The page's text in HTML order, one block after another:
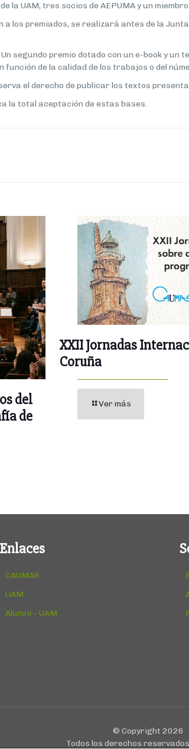
la UAM, tres socios de AEPUMA y un
los premiados, se realizará antes de la
segundo premio dotado con un e-book y
de la calidad de los trabajos o del
el derecho de publicar los textos
la total aceptación de estas bases.
del
de
XXII Jornadas
Coruña
Ver más
Enlaces
CAUMAS
UAM
Alumni – UAM
© Copyright 2026
Todos los derechos